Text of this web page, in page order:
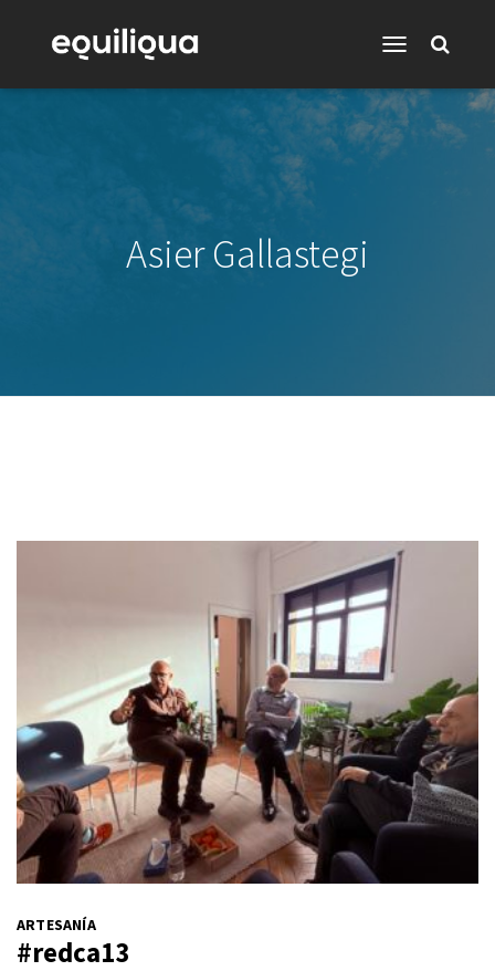
Asier Gallastegi
ARTESANÍA
#redca13